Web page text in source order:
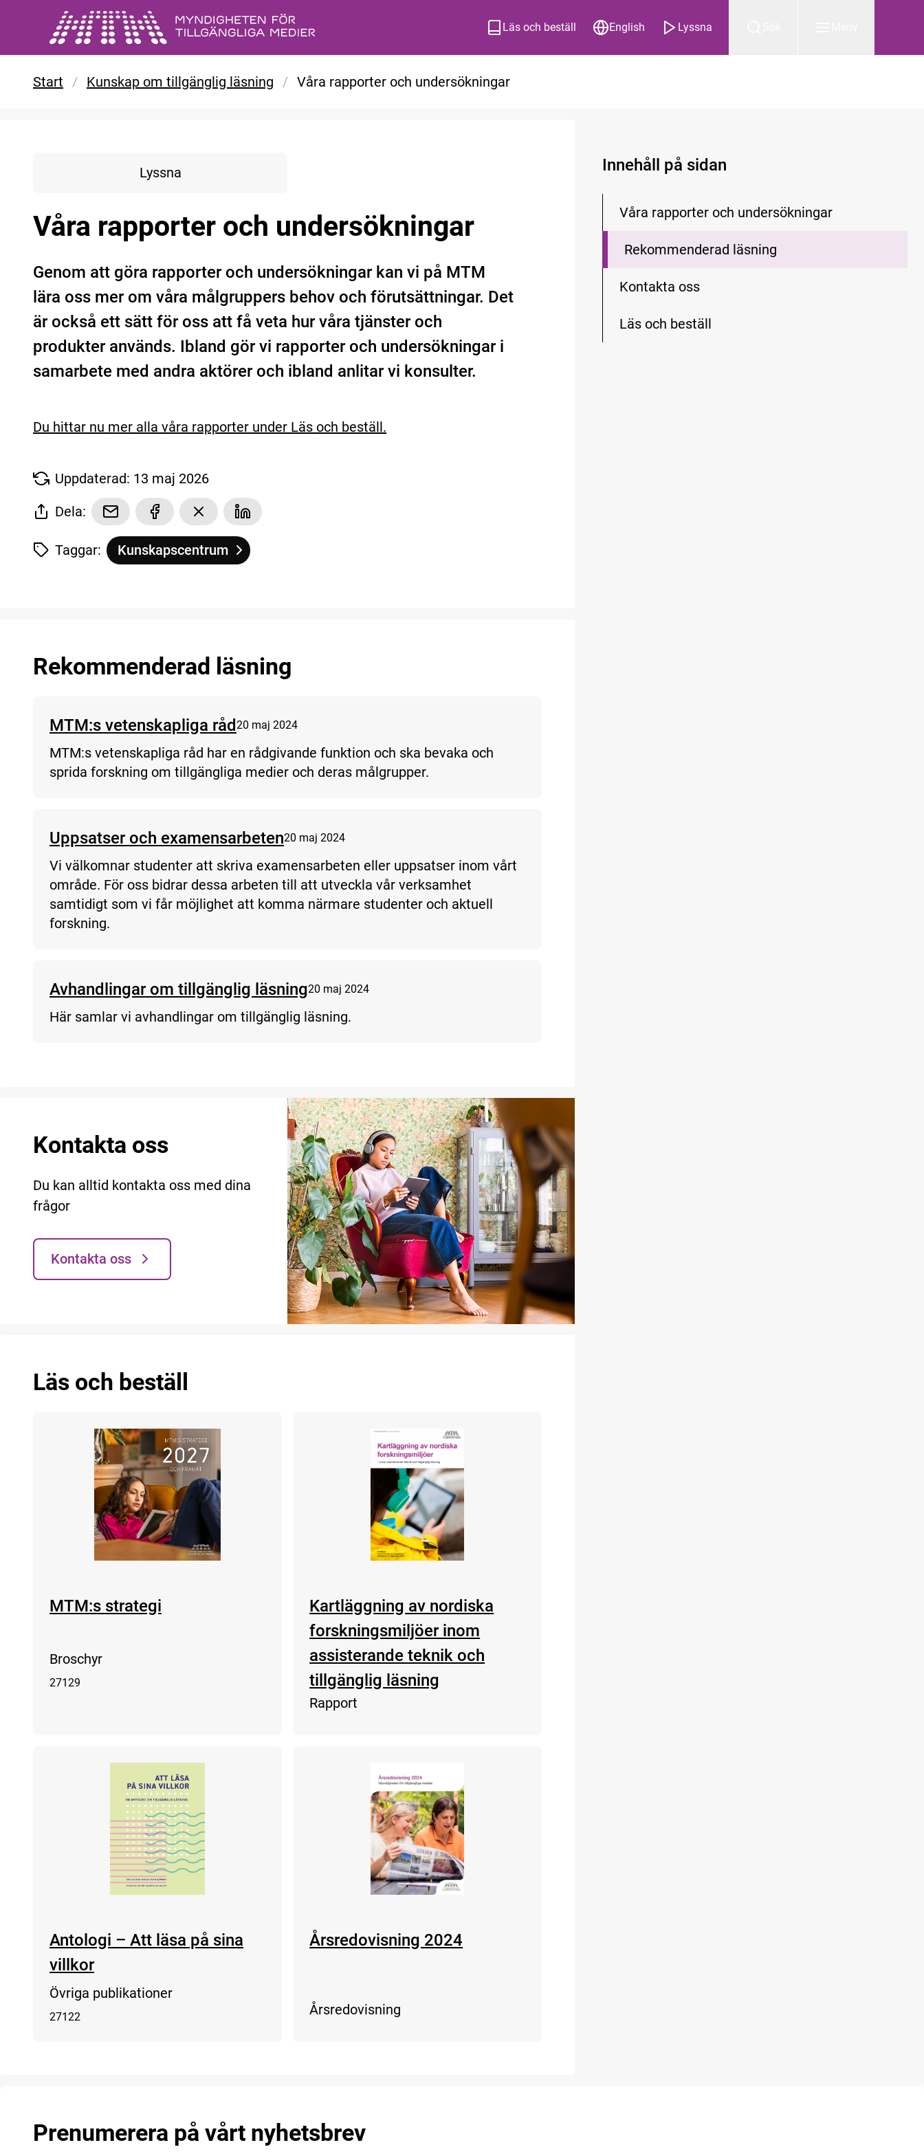
Gå till huvudinnehåll
Läs och beställ English Lyssna
Start / Kunskap om tillgänglig läsning / Våra rapporter och undersökningar
Lyssna
Våra rapporter och undersökningar
Genom att göra rapporter och undersökningar kan vi på MTM
lära oss mer om våra målgruppers behov och förutsättningar. Det
är också ett sätt för oss att få veta hur våra tjänster och
produkter används. Ibland gör vi rapporter och undersökningar i
samarbete med andra aktörer och ibland anlitar vi konsulter.
Du hittar nu mer alla våra rapporter under Läs och beställ.
Uppdaterad: 13 maj 2026
Dela:
Taggar: Tagg
Kunskapscentrum
tillhör
Våra rapporter och undersökningar
Rekommenderad läsning
MTM:s vetenskapliga råd 20 maj 2024
MTM:s vetenskapliga råd har en rådgivande funktion och ska bevaka och
sprida forskning om tillgängliga medier och deras målgrupper.
Uppsatser och examensarbeten20 maj 2024
Vi välkomnar studenter att skriva examensarbeten eller uppsatser inom vårt
område. För oss bidrar dessa arbeten till att utveckla vår verksamhet
samtidigt som vi får möjlighet att komma närmare studenter och aktuell
forskning.
Avhandlingar om tillgänglig läsning20 maj 2024
Här samlar vi avhandlingar om tillgänglig läsning.
Kontakta oss
Du kan alltid kontakta oss med dina
frågor
Kontakta oss
Läs och beställ
MTM:s strategi
Broschyr
27129
Kartläggning av nordiska
forskningsmiljöer inom
assisterande teknik och
tillgänglig läsning
Rapport
Antologi – Att läsa på sina
villkor
Övriga publikationer
27122
Årsredovisning 2024
Årsredovisning
Innehåll på sidan
Våra rapporter och undersökningar
Rekommenderad läsning
Kontakta oss
Läs och beställ
Prenumerera på vårt nyhetsbrev